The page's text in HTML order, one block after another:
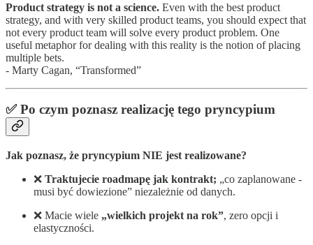
Product strategy is not a science. Even with the best product
strategy, and with very skilled product teams, you should expect that
not every product team will solve every product problem. One
useful metaphor for dealing with this reality is the notion of placing
multiple bets.
- Marty Cagan, “Transformed”
✅ Po czym poznasz realizację tego pryncypium
Jak poznasz, że pryncypium NIE jest realizowane?
❌ Traktujecie roadmapę jak kontrakt; „co zaplanowane -
musi być dowiezione” niezależnie od danych.
❌ Macie wiele „wielkich projekt na rok”, zero opcji i
elastyczności.